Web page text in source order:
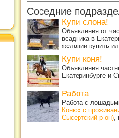
Соседние
Купи слона!
Объявления от
всадника в
желании купить
Купи коня!
Объявления
Екатеринбурге и
Работа
Работа с
Конюх с
Сысертский р-он)